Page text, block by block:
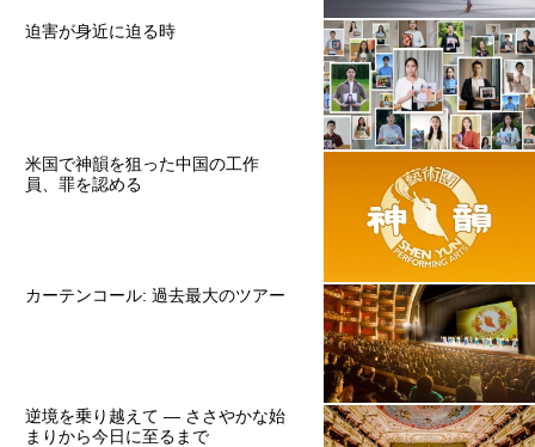
迫害が身近に迫る時
米国で神韻を狙った中国の工作
員、罪を認める
カーテンコール: 過去最大のツアー
逆境を乗り越えて ― ささやかな始
まりから今日に至るまで